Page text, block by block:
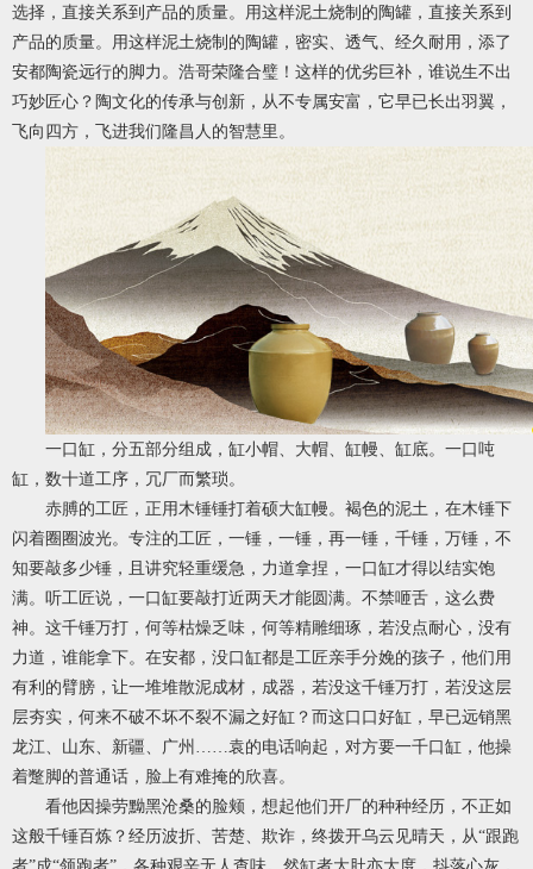
选择，直接关系到产品的质量。用这样泥土烧制的陶罐，直接关系到
产品的质量。用这样泥土烧制的陶罐，密实、透气、经久耐用，添了
安都陶瓷远行的脚力。浩哥荣隆合璧！这样的优劣巨补，谁说生不出
巧妙匠心？陶文化的传承与创新，从不专属安富，它早已长出羽翼，
飞向四方，飞进我们隆昌人的智慧里。
一口缸，分五部分组成，缸小帽、大帽、缸幔、缸底。一口吨
缸，数十道工序，冗厂而繁琐。
赤膊的工匠，正用木锤锤打着硕大缸幔。褐色的泥土，在木锤下
闪着圈圈波光。专注的工匠，一锤，一锤，再一锤，千锤，万锤，不
知要敲多少锤，且讲究轻重缓急，力道拿捏，一口缸才得以结实饱
满。听工匠说，一口缸要敲打近两天才能圆满。不禁咂舌，这么费
神。这千锤万打，何等枯燥乏味，何等精雕细琢，若没点耐心，没有
力道，谁能拿下。在安都，没口缸都是工匠亲手分娩的孩子，他们用
有利的臂膀，让一堆堆散泥成材，成器，若没这千锤万打，若没这层
层夯实，何来不破不坏不裂不漏之好缸？而这口口好缸，早已远销黑
龙江、山东、新疆、广州……袁的电话响起，对方要一千口缸，他操
着蹩脚的普通话，脸上有难掩的欣喜。
看他因操劳黝黑沧桑的脸颊，想起他们开厂的种种经历，不正如
这般千锤百炼？经历波折、苦楚、欺诈，终拨开乌云见晴天，从“跟跑